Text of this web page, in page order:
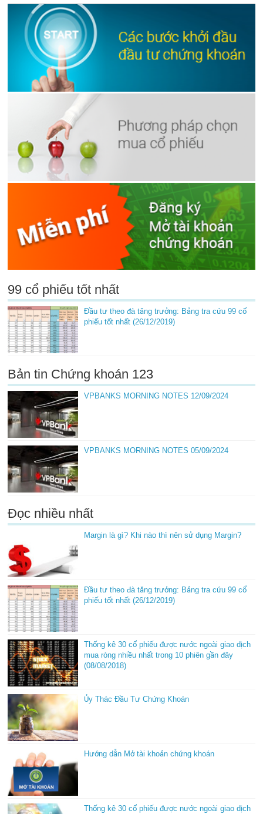
99 cổ phiếu tốt nhất
Đầu tư theo đà tăng trưởng: Bảng tra cứu 99 cổ
phiếu tốt nhất (26/12/2019)
Bản tin Chứng khoán 123
VPBANKS MORNING NOTES 12/09/2024
VPBANKS MORNING NOTES 05/09/2024
Đọc nhiều nhất
Margin là gì? Khi nào thì nên sử dụng Margin?
Đầu tư theo đà tăng trưởng: Bảng tra cứu 99 cổ
phiếu tốt nhất (26/12/2019)
Thống kê 30 cổ phiếu được nước ngoài giao dịch
mua ròng nhiều nhất trong 10 phiên gần đây
(08/08/2018)
Ủy Thác Đầu Tư Chứng Khoán
Hướng dẫn Mở tài khoản chứng khoán
Thống kê 30 cổ phiếu được nước ngoài giao dịch